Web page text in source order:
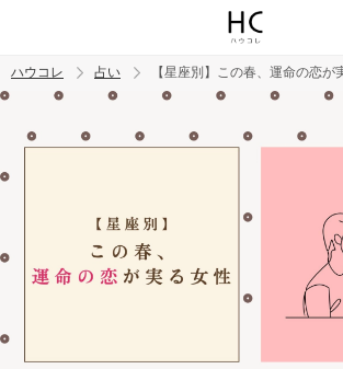
ハウコレ 占い 【星座別】この春、運命の恋